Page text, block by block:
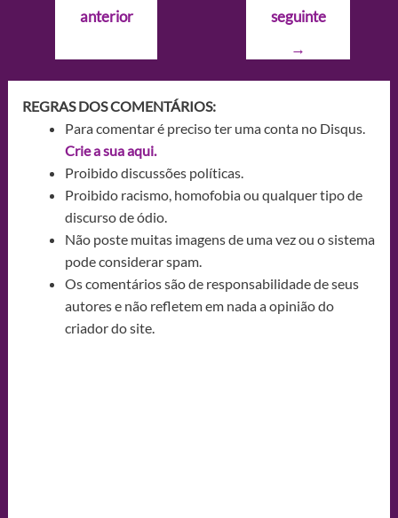
Postanterior
seguinte
→
REGRAS DOS COMENTÁRIOS:
Para comentar é preciso ter uma conta no Disqus.
Crie a sua aqui.
Proibido discussões políticas.
Proibido racismo, homofobia ou qualquer tipo de
discurso de ódio.
Não poste muitas imagens de uma vez ou o sistema
pode considerar spam.
Os comentários são de responsabilidade de seus
autores e não refletem em nada a opinião do
criador do site.